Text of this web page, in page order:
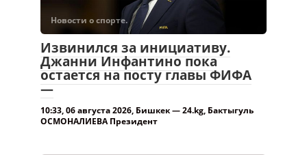
Новости о спорте.
Извинился за инициативу.
Джанни Инфантино пока
остается на посту главы ФИФА
—
10:33, 06 августа 2026, Бишкек — 24.kg, Бактыгуль
ОСМОНАЛИЕВА Президент